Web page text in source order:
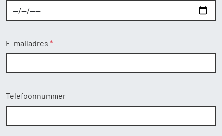
E-mailadres
Telefoonnummer